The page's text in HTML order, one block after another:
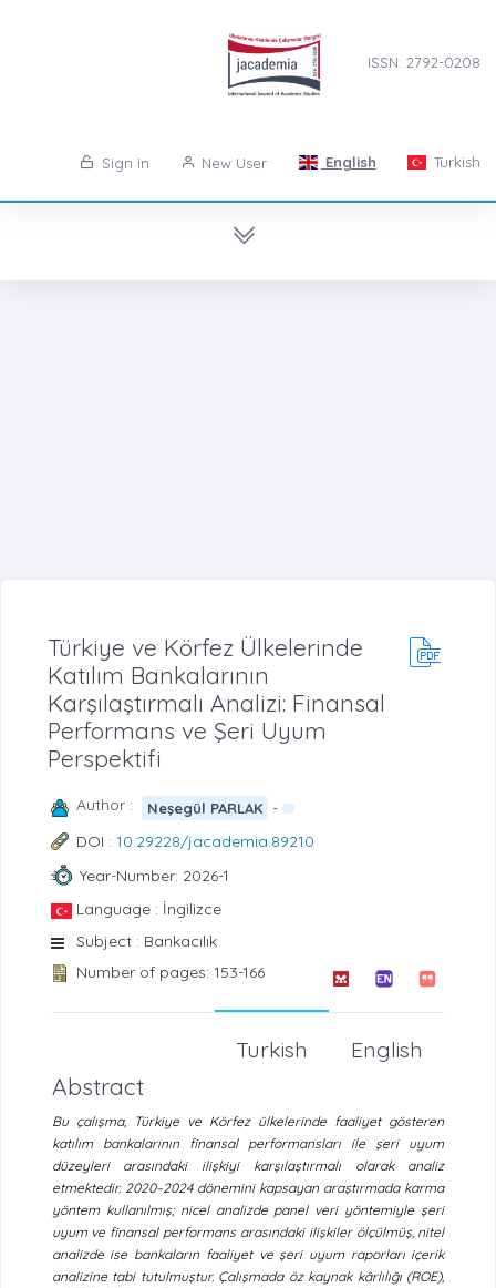
ISSN: 2792-0208
Sign in New User English Turkish
Türkiye ve Körfez Ülkelerinde
Katılım Bankalarının
Karşılaştırmalı Analizi: Finansal
Performans ve Şeri Uyum
Perspektifi
Author : Neşegül PARLAK
-
DOI : 10.29228/jacademia.89210
Year-Number: 2026-1
Language : İngilizce
Subject : Bankacılık
Number of pages: 153-166
English
Turkish
Abstract
Bu çalışma, Türkiye ve Körfez ülkelerinde faaliyet gösteren
katılım bankalarının finansal performansları ile şeri uyum
düzeyleri arasındaki ilişkiyi karşılaştırmalı olarak analiz
etmektedir. 2020–2024 dönemini kapsayan araştırmada karma
yöntem kullanılmış; nicel analizde panel veri yöntemiyle şeri
uyum ve finansal performans arasındaki ilişkiler ölçülmüş, nitel
analizde ise bankaların faaliyet ve şeri uyum raporları içerik
analizine tabi tutulmuştur. Çalışmada öz kaynak kârlılığı (ROE),